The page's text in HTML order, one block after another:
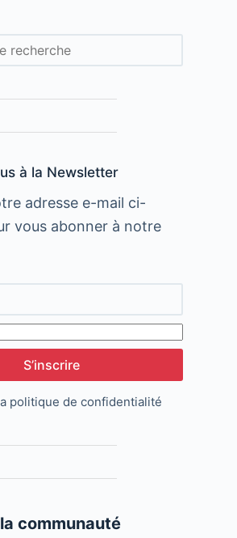
à la Newsletter
adresse e-mail ci-
vous abonner à notre
S’inscrire
politique de confidentialité
communauté